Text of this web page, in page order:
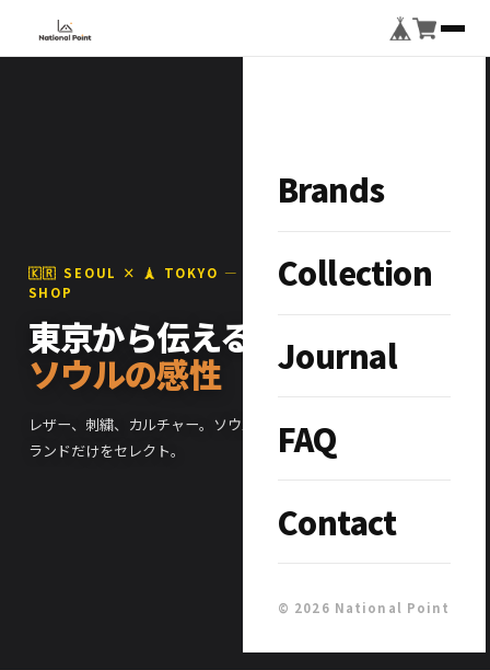
Brands
Collection
Journal
FAQ
Contact
© 2026 National Point
🇰🇷 SEOUL × 🗼 TOKYO — STREET CULTURE SELECT
SHOP
東京から伝える、
ソウルの感性
レザー、刺繍、カルチャー。ソウルと東京をつなぐ、こだわりのブ
ランドだけをセレクト。